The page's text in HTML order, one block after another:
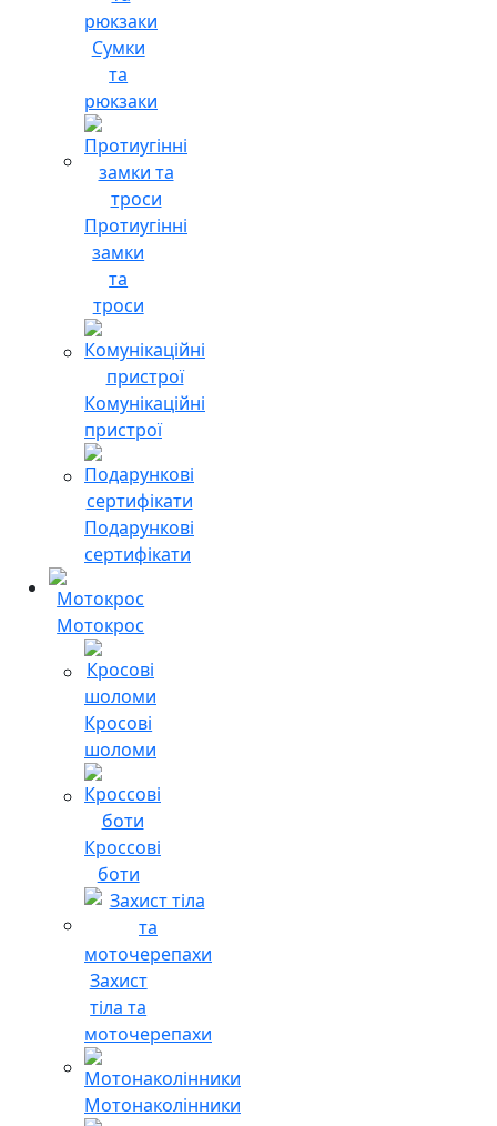
Сумки
та
рюкзаки
Протиугінні
замки
та
троси
Комунікаційні
пристрої
Подарункові
сертифікати
Мотокрос
Кросові
шоломи
Кроссові
боти
Захист
тіла та
моточерепахи
Мотонаколінники